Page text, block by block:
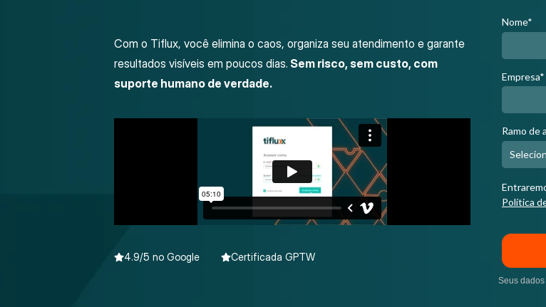
Com o Tiflux, você elimina o caos, organiza seu atendimento e garante
resultados visíveis em poucos dias. Sem risco, sem custo, com
suporte humano de verdade.
4.9/5 no Google Certificada GPTW
Nome*
Empresa*
Ramo de
Política
Seus